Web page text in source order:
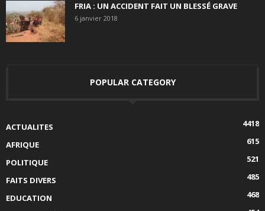
FRIA : UN ACCIDENT FAIT UN BLESSÉ GRAVE
6 janvier 2018
POPULAR CATEGORY
ACTUALITES
4418
AFRIQUE
615
POLITIQUE
521
FAITS DIVERS
485
EDUCATION
468